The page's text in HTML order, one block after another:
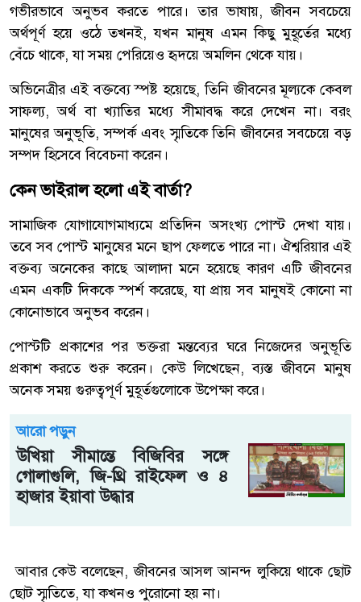
গভীরভাবে অনুভব করতে পারে। তার ভাষায়, জীবন সবচেয়ে
অর্থপূর্ণ হয়ে ওঠে তখনই, যখন মানুষ এমন কিছু মুহূর্তের মধ্যে
বেঁচে থাকে, যা সময় পেরিয়েও হৃদয়ে অমলিন থেকে যায়।
অভিনেত্রীর এই বক্তব্যে স্পষ্ট হয়েছে, তিনি জীবনের মূল্যকে কেবল
সাফল্য, অর্থ বা খ্যাতির মধ্যে সীমাবদ্ধ করে দেখেন না। বরং
মানুষের অনুভূতি, সম্পর্ক এবং স্মৃতিকে তিনি জীবনের সবচেয়ে বড়
সম্পদ হিসেবে বিবেচনা করেন।
কেন ভাইরাল হলো এই বার্তা?
সামাজিক যোগাযোগমাধ্যমে প্রতিদিন অসংখ্য পোস্ট দেখা যায়।
তবে সব পোস্ট মানুষের মনে ছাপ ফেলতে পারে না। ঐশ্বরিয়ার এই
বক্তব্য অনেকের কাছে আলাদা মনে হয়েছে কারণ এটি জীবনের
এমন একটি দিককে স্পর্শ করেছে, যা প্রায় সব মানুষই কোনো না
কোনোভাবে অনুভব করেন।
পোস্টটি প্রকাশের পর ভক্তরা মন্তব্যের ঘরে নিজেদের অনুভূতি
প্রকাশ করতে শুরু করেন। কেউ লিখেছেন, ব্যস্ত জীবনে মানুষ
অনেক সময় গুরুত্বপূর্ণ মুহূর্তগুলোকে উপেক্ষা করে।
আরো পড়ুন
উখিয়া সীমান্তে বিজিবির সঙ্গে
গোলাগুলি, জি-থ্রি রাইফেল ও ৪
হাজার ইয়াবা উদ্ধার
আবার কেউ বলেছেন, জীবনের আসল আনন্দ লুকিয়ে থাকে ছোট
ছোট স্মৃতিতে, যা কখনও পুরোনো হয় না।